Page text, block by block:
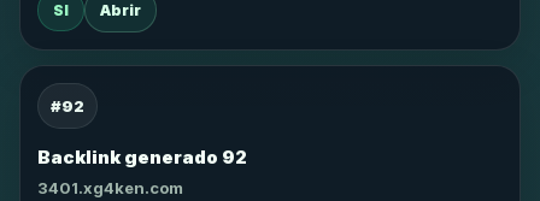
SI Abrir
#92
Backlink generado 92
3401.xg4ken.com